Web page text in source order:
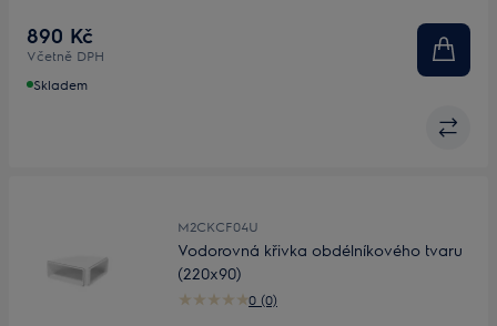
890 Kč
Včetně DPH
Skladem
M2CKCF04U
0 (0)
Vodorovná křivka obdélníkového tvaru
(220x90)